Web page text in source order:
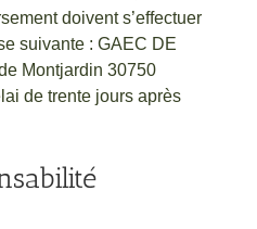
doivent s’effectuer
suivante : GAEC DE
Montjardin 30750
de trente jours après